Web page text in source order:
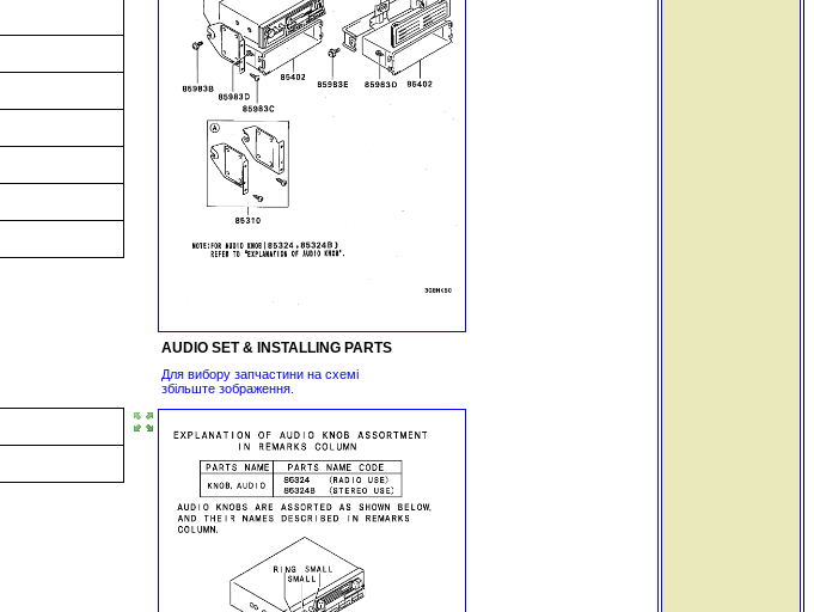
AUDIO SET & INSTALLING PARTS
Для вибору запчастини на схемі
збільште зображення.